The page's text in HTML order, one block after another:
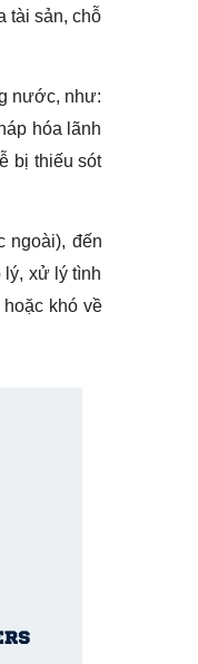
tài sản, chỗ
nước, như:
hóa lãnh
bị thiếu sót
ngoài), đến
lý, xử lý tình
khó về